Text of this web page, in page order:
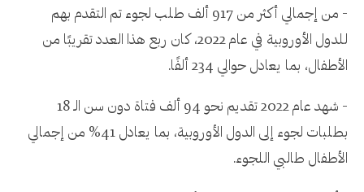
- من إجمالي أكثر من 917 ألف طلب لجوء تم التقدم بهم
للدول الأوروبية في عام 2022، كان ربع هذا العدد تقريبًا من
الأطفال، بما يعادل حوالي 234 ألفًا.
- شهد عام 2022 تقديم نحو 94 ألف فتاة دون سن الـ 18
بطلبات لجوء إلى الدول الأوروبية، بما يعادل 41% من إجمالي
الأطفال طالبي اللجوء.